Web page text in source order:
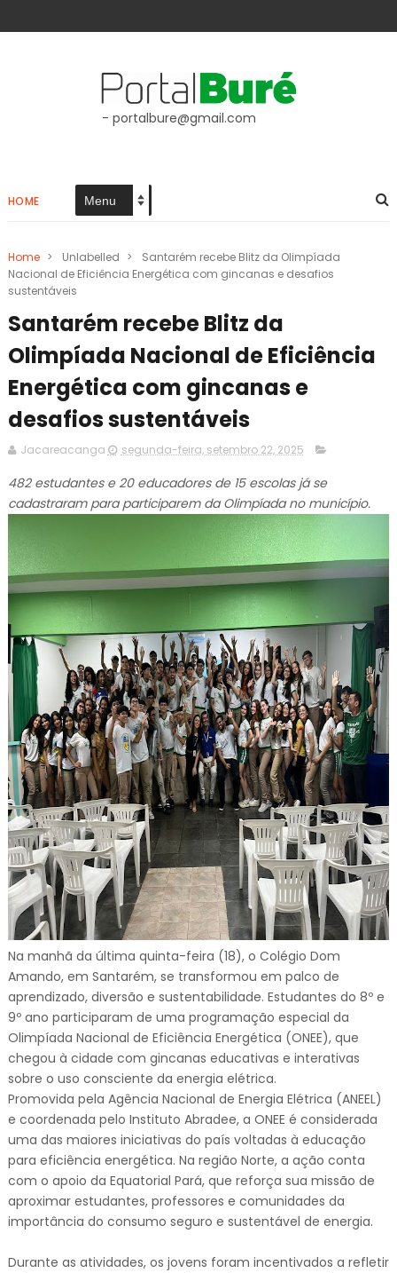
- portalbure@gmail.com
HOME
Home > Unlabelled >
Santarém recebe Blitz da Olimpíada
Nacional de Eficiência Energética com gincanas e desafios
sustentáveis
Santarém recebe Blitz da
Olimpíada Nacional de Eficiência
Energética com gincanas e
desafios sustentáveis
Jacareacanga segunda-feira, setembro 22, 2025
482 estudantes e 20 educadores de 15 escolas já se
cadastraram para participarem da Olimpíada no município.
Na manhã da última quinta-feira (18), o Colégio Dom
Amando, em Santarém, se transformou em palco de
aprendizado, diversão e sustentabilidade. Estudantes do 8º e
9º ano participaram de uma programação especial da
Olimpíada Nacional de Eficiência Energética (ONEE), que
chegou à cidade com gincanas educativas e interativas
sobre o uso consciente da energia elétrica.
Promovida pela Agência Nacional de Energia Elétrica (ANEEL)
e coordenada pelo Instituto Abradee, a ONEE é considerada
uma das maiores iniciativas do país voltadas à educação
para eficiência energética. Na região Norte, a ação conta
com o apoio da Equatorial Pará, que reforça sua missão de
aproximar estudantes, professores e comunidades da
importância do consumo seguro e sustentável de energia.
Durante as atividades, os jovens foram incentivados a refletir